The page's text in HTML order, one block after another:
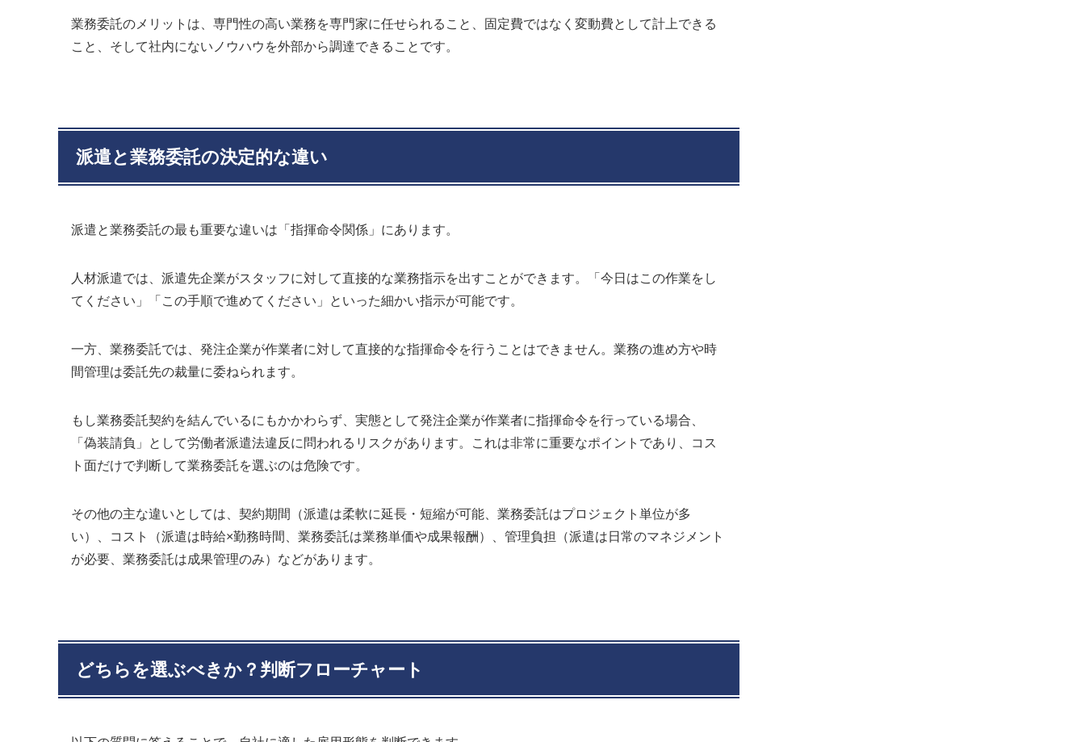
業務委託のメリットは、専門性の高い業務を専門家に任せられること、固定費ではなく変動費として計上できる
こと、そして社内にないノウハウを外部から調達できることです。
派遣と業務委託の決定的な違い
派遣と業務委託の最も重要な違いは「指揮命令関係」にあります。
人材派遣では、派遣先企業がスタッフに対して直接的な業務指示を出すことができます。「今日はこの作業をし
てください」「この手順で進めてください」といった細かい指示が可能です。
一方、業務委託では、発注企業が作業者に対して直接的な指揮命令を行うことはできません。業務の進め方や時
間管理は委託先の裁量に委ねられます。
もし業務委託契約を結んでいるにもかかわらず、実態として発注企業が作業者に指揮命令を行っている場合、
「偽装請負」として労働者派遣法違反に問われるリスクがあります。これは非常に重要なポイントであり、コス
ト面だけで判断して業務委託を選ぶのは危険です。
その他の主な違いとしては、契約期間（派遣は柔軟に延長・短縮が可能、業務委託はプロジェクト単位が多
い）、コスト（派遣は時給×勤務時間、業務委託は業務単価や成果報酬）、管理負担（派遣は日常のマネジメント
が必要、業務委託は成果管理のみ）などがあります。
どちらを選ぶべきか？判断フローチャート